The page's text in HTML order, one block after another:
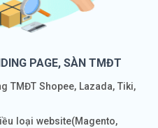
PAGE, SÀN TMĐT
TMĐT Shopee, Lazada, Tiki,
loại website(Magento,